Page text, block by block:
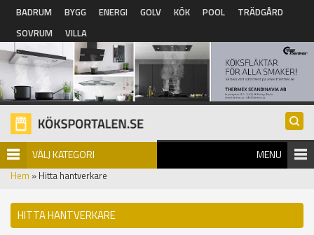
Hoppa till huvudinnehåll
BADRUM BYGG ENERGI GOLV KÖK POOL
TRÄDGÅRD
SOVRUM
VILLA
VÄLJ KATEGORI MENU
Hem » Hitta hantverkare
HITTA HANTVERKARE